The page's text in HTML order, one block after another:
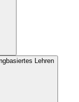
Lehren